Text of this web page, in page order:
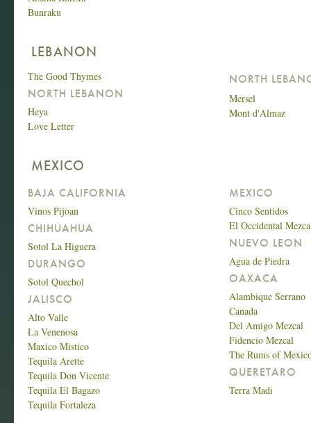
Bunraku
LEBANON
The Good Thymes
NORTH LEBANON
Heya
Love Letter
NORTH
Mersel
Mont d'Almaz
MEXICO
BAJA CALIFORNIA
Vinos Pijoan
CHIHUAHUA
Sotol La Higuera
DURANGO
Sotol Quechol
JALISCO
Alto Valle
La Venenosa
Maxico Mistico
Tequila Arette
Tequila Don Vicente
Tequila El Bagazo
Tequila Fortaleza
MEXICO
Cinco Sentidos
El Occidental
NUEVO LEON
Agua de Piedra
OAXACA
Alambique Serrano
Canada
Del Amigo Mezcal
Fidencio Mezcal
The Rums of
QUERETARO
Terra Madi